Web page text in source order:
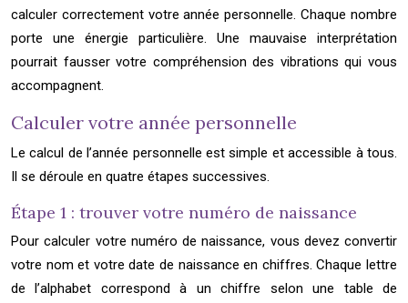
calculer correctement votre année personnelle. Chaque nombre
porte une énergie particulière. Une mauvaise interprétation
pourrait fausser votre compréhension des vibrations qui vous
accompagnent.
Calculer votre année personnelle
Le calcul de l’année personnelle est simple et accessible à tous.
Il se déroule en quatre étapes successives.
Étape 1 : trouver votre numéro de naissance
Pour calculer votre numéro de naissance, vous devez convertir
votre nom et votre date de naissance en chiffres. Chaque lettre
de l’alphabet correspond à un chiffre selon une table de